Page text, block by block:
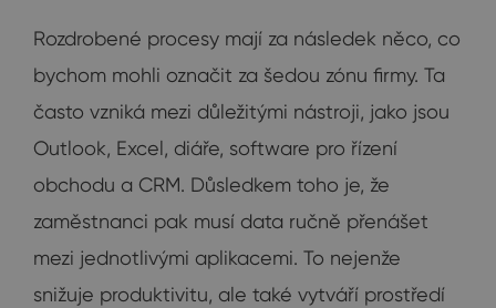
Rozdrobené procesy mají za následek něco, co
bychom mohli označit za šedou zónu firmy. Ta
často vzniká mezi důležitými nástroji, jako jsou
Outlook, Excel, diáře, software pro řízení
obchodu a CRM. Důsledkem toho je, že
zaměstnanci pak musí data ručně přenášet
mezi jednotlivými aplikacemi. To nejenže
snižuje produktivitu, ale také vytváří prostředí